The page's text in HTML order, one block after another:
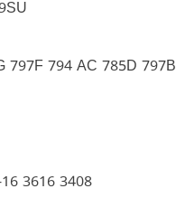
797F 794 AC 785D
3616 3408